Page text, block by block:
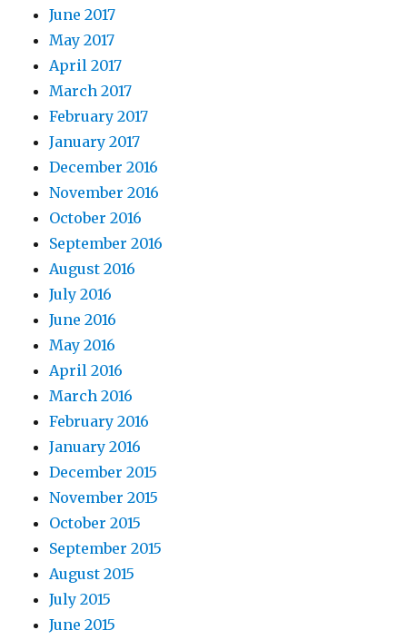
June 2017
May 2017
April 2017
March 2017
February 2017
January 2017
December 2016
November 2016
October 2016
September 2016
August 2016
July 2016
June 2016
May 2016
April 2016
March 2016
February 2016
January 2016
December 2015
November 2015
October 2015
September 2015
August 2015
July 2015
June 2015